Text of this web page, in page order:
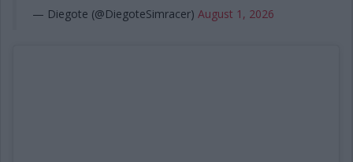
— Diegote (@DiegoteSimracer) August 1, 2026